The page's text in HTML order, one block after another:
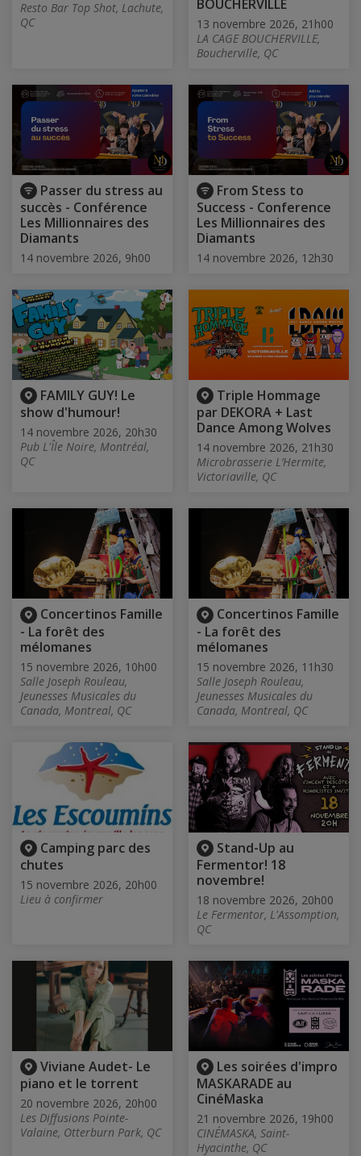
Resto Bar Top Shot, Lachute,
QC
BOUCHERVILLE
13 novembre 2026, 21h00
LA CAGE BOUCHERVILLE,
Boucherville, QC
Passer du stress au
succès - Conférence
Les Millionnaires des
Diamants
14 novembre 2026, 9h00
From Stess to
Success - Conference
Les Millionnaires des
Diamants
14 novembre 2026, 12h30
FAMILY GUY! Le
show d'humour!
14 novembre 2026, 20h30
Pub L'Île Noire, Montréal,
QC
Triple Hommage
par DEKORA + Last
Dance Among Wolves
14 novembre 2026, 21h30
Microbrasserie L’Hermite,
Victoriaville, QC
Concertinos Famille
- La forêt des
mélomanes
15 novembre 2026, 10h00
Salle Joseph Rouleau,
Jeunesses Musicales du
Canada, Montreal, QC
Concertinos Famille
- La forêt des
mélomanes
15 novembre 2026, 11h30
Salle Joseph Rouleau,
Jeunesses Musicales du
Canada, Montreal, QC
Camping parc des
chutes
15 novembre 2026, 20h00
Lieu à confirmer
Stand-Up au
Fermentor! 18
novembre!
18 novembre 2026, 20h00
Le Fermentor, L'Assomption,
QC
Viviane Audet- Le
piano et le torrent
20 novembre 2026, 20h00
Les Diffusions Pointe-
Valaine, Otterburn Park, QC
Les soirées d'impro
MASKARADE au
CinéMaska
21 novembre 2026, 19h00
CINÉMASKA, Saint-
Hyacinthe, QC